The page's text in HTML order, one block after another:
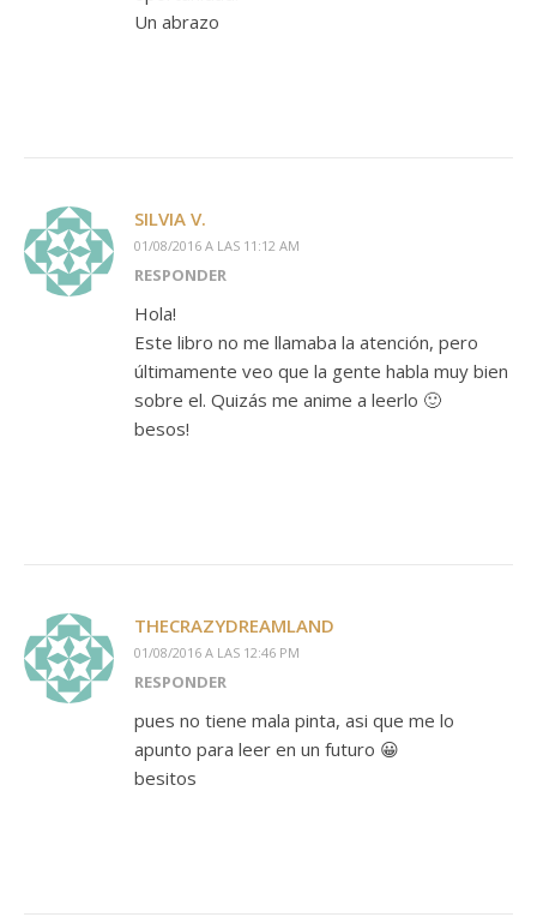
Un abrazo
SILVIA V.
01/08/2016 A LAS 11:12 AM
RESPONDER
Hola!
Este libro no me llamaba la atención, pero
últimamente veo que la gente habla muy bien
sobre el. Quizás me anime a leerlo 🙂
besos!
THECRAZYDREAMLAND
01/08/2016 A LAS 12:46 PM
RESPONDER
pues no tiene mala pinta, asi que me lo
apunto para leer en un futuro 😀
besitos